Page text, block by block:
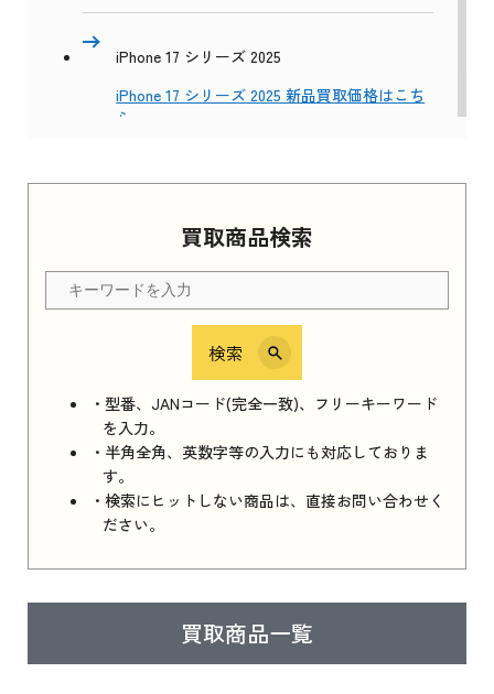
買取商品検索
検索
・型番、JANコード(完全一致)、フリーキーワード
を入力。
・半角全角、英数字等の入力にも対応しておりま
す。
・検索にヒットしない商品は、直接お問い合わせく
ださい。
買取商品一覧
iPhone 17 シリーズ 2025
iPhone 17 シリーズ 2025 新品買取価格はこち
ら
Apple Watch Series 11 2025 新品買取価格はこ
ちら
iPhone 16e シリーズ 2025
iPhone 16e シリーズ 2025 新品買取価格はこち
ら
iPad 11インチ 2025年春モデル
はこちら